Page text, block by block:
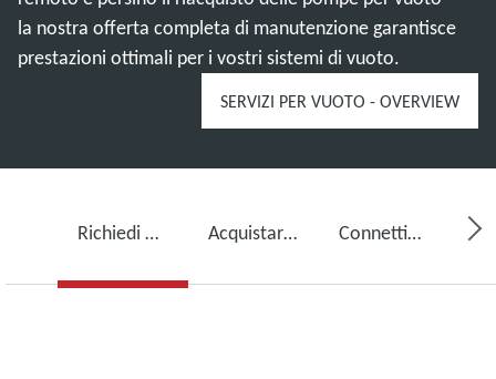
la nostra offerta completa di manutenzione garantisce
prestazioni ottimali per i vostri sistemi di vuoto.
SERVIZI PER VUOTO - OVERVIEW
Richiedi assistenza per la tua pompa per vuoto Acquistare olio per pompe per vuoto, ricambi e kit Connettività, monitoraggio e rilevamento